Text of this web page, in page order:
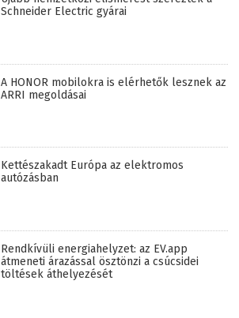
Schneider Electric gyárai
A HONOR mobilokra is elérhetők lesznek az
ARRI megoldásai
Kettészakadt Európa az elektromos
autózásban
Rendkívüli energiahelyzet: az EV.app
átmeneti árazással ösztönzi a csúcsidei
töltések áthelyezését